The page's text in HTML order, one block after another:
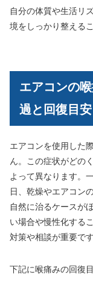
自分の体質や生活リ
境をしっかり整える
エアコンの
過と回復目
エアコンを使用した
ん。この症状がどの
よって異なります。
日、乾燥やエアコン
自然に治るケースが
い場合や慢性化する
対策や相談が重要です
下記に喉痛みの回復